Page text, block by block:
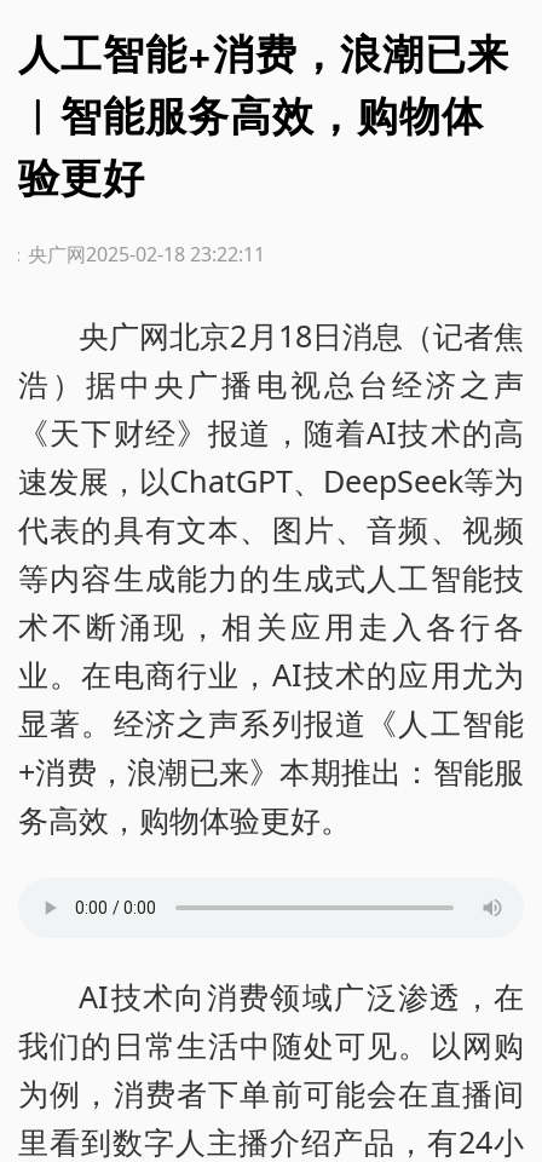
人工智能+消费，浪潮已来
︱智能服务高效，购物体
验更好
2025-02-18 23:22:11
：央广网
央广网北京2月18日消息（记者焦
浩）据中央广播电视总台经济之声
《天下财经》报道，随着AI技术的高
速发展，以ChatGPT、DeepSeek等为
代表的具有文本、图片、音频、视频
等内容生成能力的生成式人工智能技
术不断涌现，相关应用走入各行各
业。在电商行业，AI技术的应用尤为
显著。经济之声系列报道《人工智能
+消费，浪潮已来》本期推出：智能服
务高效，购物体验更好。
AI技术向消费领域广泛渗透，在
我们的日常生活中随处可见。以网购
为例，消费者下单前可能会在直播间
里看到数字人主播介绍产品，有24小